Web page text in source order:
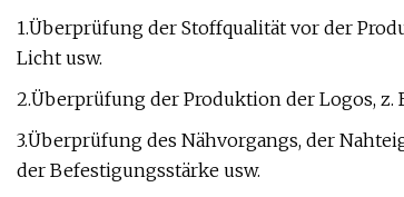
1.Überprüfung der Stoffqualität vor der
Licht usw.
2.Überprüfung der Produktion der Logos, z.
3.Überprüfung des Nähvorgangs, der
der Befestigungsstärke usw.